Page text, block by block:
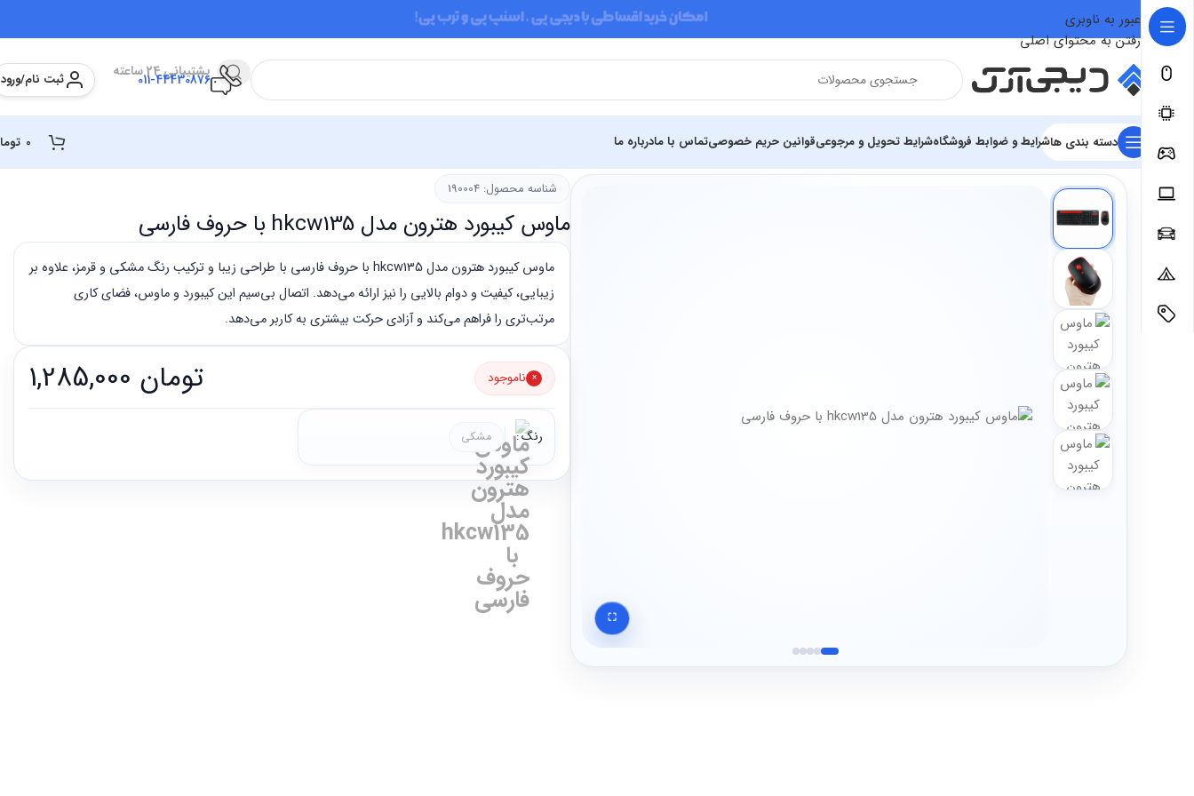
عبور به ناوبری
رفتن به محتوای اصلی
پشتیبانی 24 ساعته
011-44430876 ثبت نام/ورود
دسته بندی هاشرایط و ضوابط فروشگاهشرایط تحویل و مرجوعیقوانین حریم خصوصیتماس با مادرباره ما
فروشگاه تجهیزات رایانه و اداری
⛶
شناسه محصول: 190004
ماوس کیبورد هترون مدل hkcw135 با حروف فارسی
ماوس کیبورد هترون مدل hkcw135 با حروف فارسی با طراحی زیبا و ترکیب رنگ مشکی و قرمز، علاوه بر
زیبایی، کیفیت و دوام بالایی را نیز ارائه می‌دهد. اتصال بی‌سیم این کیبورد و ماوس، فضای کاری
مرتب‌تری را فراهم می‌کند و آزادی حرکت بیشتری به کاربر می‌دهد.
تومان ناموجود
رنگ مشکی